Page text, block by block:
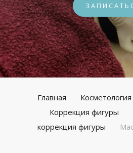
Главная
Коррекция фигуры
коррекция фигуры